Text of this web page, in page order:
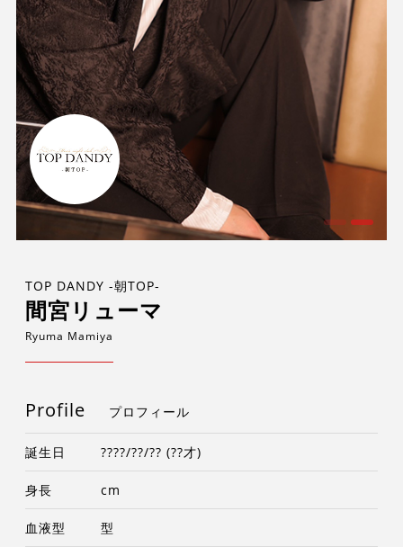
TOP DANDY -朝TOP-
間宮リューマ
Ryuma Mamiya
Profile プロフィール
誕生日 ????/??/?? (??才)
身長 cm
血液型 型